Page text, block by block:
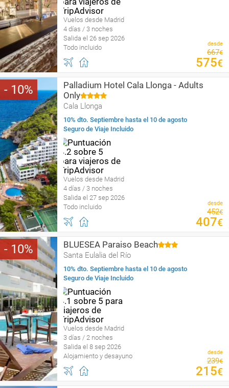
Vuelos desde Madrid
4 días / 3 noches
Salida el 26 sep 2026
Todo incluido
desde
667€
575€
10
Palladium Hotel Cala Llonga - Adults
Only
Cala Llonga
10% dto. Septiembre hasta el 10 de agosto
Seguro de Viaje Incluido
Vuelos desde Madrid
4 días / 3 noches
Salida el 27 sep 2026
Todo incluido
desde
452€
407€
10 BLUESEA Paraiso Beach
Santa Eulalia del Río
10% dto. Septiembre hasta el 10 de agosto
Seguro de Viaje Incluido
Vuelos desde Madrid
3 días / 2 noches
Salida el 8 sep 2026
Alojamiento y desayuno
desde
239€
215€